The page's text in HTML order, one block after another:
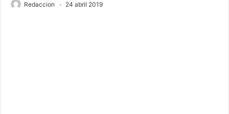
Redaccion 24 abril 2019